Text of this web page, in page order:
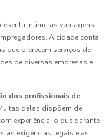
inúmeras vantagens
A cidade conta
que oferecem serviços de
de diversas empresas e
dos profissionais de
delas dispõem de
experiência, o que garante
às exigências legais e às